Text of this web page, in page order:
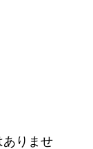
ありませ